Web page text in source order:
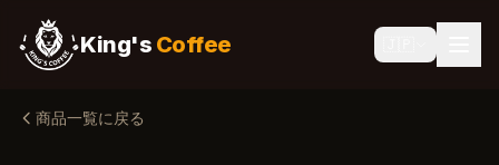
King's Coffee
商品一覧に戻る